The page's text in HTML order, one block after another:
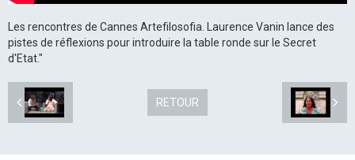
Les rencontres de Cannes Artefilosofia. Laurence Vanin lance des
pistes de réflexions pour introduire la table ronde sur le Secret
d'Etat."
RETOUR